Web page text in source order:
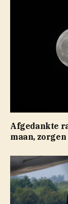
Afgedankte
maan,